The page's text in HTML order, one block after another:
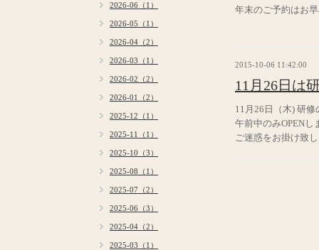
年末のご予約はお
2015-10-06 11:42:00
11月26日は
11月26日（木) 研
午前中のみOPENし
ご迷惑をお掛け致
2026-06（1）
2026-05（1）
2026-04（2）
2026-03（1）
2026-02（2）
2026-01（2）
2025-12（1）
2025-11（1）
2025-10（3）
2025-08（1）
2025-07（2）
2025-06（3）
2025-04（2）
2025-03（1）